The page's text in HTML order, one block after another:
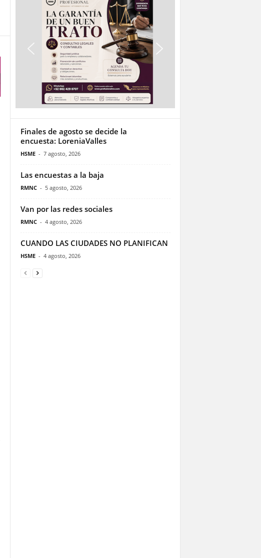
Finales de agosto se decide la
encuesta: LoreniaValles
HSME - 7 agosto, 2026
Las encuestas a la baja
RMNC - 5 agosto, 2026
Van por las redes sociales
RMNC - 4 agosto, 2026
CUANDO LAS CIUDADES NO PLANIFICAN
HSME - 4 agosto, 2026